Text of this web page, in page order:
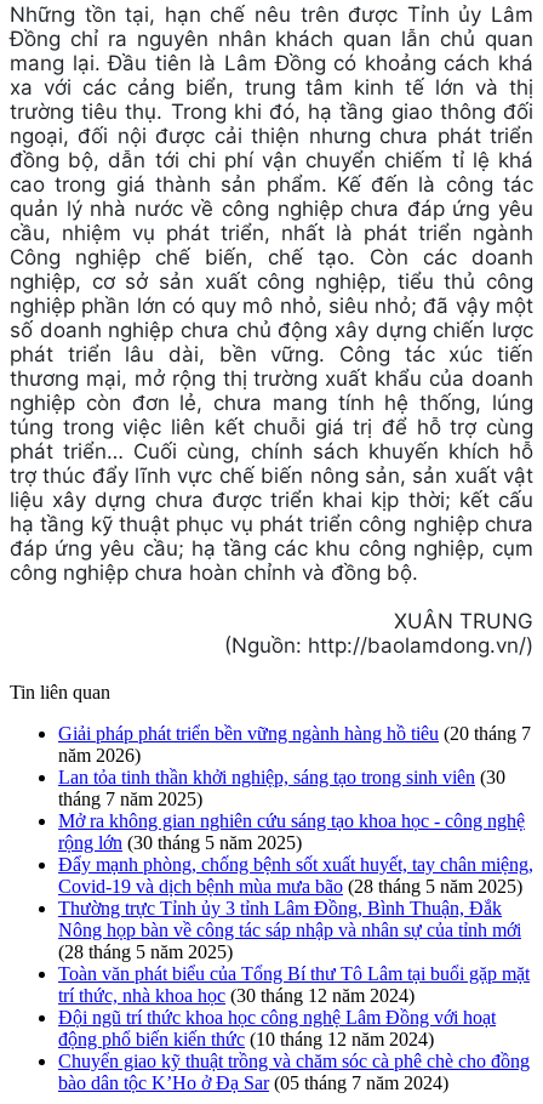
Những tồn tại, hạn chế nêu trên được Tỉnh ủy Lâm
Đồng chỉ ra nguyên nhân khách quan lẫn chủ quan
mang lại. Đầu tiên là Lâm Đồng có khoảng cách khá
xa với các cảng biển, trung tâm kinh tế lớn và thị
trường tiêu thụ. Trong khi đó, hạ tầng giao thông đối
ngoại, đối nội được cải thiện nhưng chưa phát triển
đồng bộ, dẫn tới chi phí vận chuyển chiếm tỉ lệ khá
cao trong giá thành sản phẩm. Kế đến là công tác
quản lý nhà nước về công nghiệp chưa đáp ứng yêu
cầu, nhiệm vụ phát triển, nhất là phát triển ngành
Công nghiệp chế biến, chế tạo. Còn các doanh
nghiệp, cơ sở sản xuất công nghiệp, tiểu thủ công
nghiệp phần lớn có quy mô nhỏ, siêu nhỏ; đã vậy một
số doanh nghiệp chưa chủ động xây dựng chiến lược
phát triển lâu dài, bền vững. Công tác xúc tiến
thương mại, mở rộng thị trường xuất khẩu của doanh
nghiệp còn đơn lẻ, chưa mang tính hệ thống, lúng
túng trong việc liên kết chuỗi giá trị để hỗ trợ cùng
phát triển… Cuối cùng, chính sách khuyến khích hỗ
trợ thúc đẩy lĩnh vực chế biến nông sản, sản xuất vật
liệu xây dựng chưa được triển khai kịp thời; kết cấu
hạ tầng kỹ thuật phục vụ phát triển công nghiệp chưa
đáp ứng yêu cầu; hạ tầng các khu công nghiệp, cụm
công nghiệp chưa hoàn chỉnh và đồng bộ.
XUÂN TRUNG
(Nguồn: http://baolamdong.vn/)
Tin liên quan
Giải pháp phát triển bền vững ngành hàng hồ tiêu (20 tháng 7
năm 2026)
Lan tỏa tinh thần khởi nghiệp, sáng tạo trong sinh viên (30
tháng 7 năm 2025)
Mở ra không gian nghiên cứu sáng tạo khoa học - công nghệ
rộng lớn (30 tháng 5 năm 2025)
Đẩy mạnh phòng, chống bệnh sốt xuất huyết, tay chân miệng,
Covid-19 và dịch bệnh mùa mưa bão (28 tháng 5 năm 2025)
Thường trực Tỉnh ủy 3 tỉnh Lâm Đồng, Bình Thuận, Đắk
Nông họp bàn về công tác sáp nhập và nhân sự của tỉnh mới
(28 tháng 5 năm 2025)
Toàn văn phát biểu của Tổng Bí thư Tô Lâm tại buổi gặp mặt
trí thức, nhà khoa học (30 tháng 12 năm 2024)
Đội ngũ trí thức khoa học công nghệ Lâm Đồng với hoạt
động phổ biến kiến thức (10 tháng 12 năm 2024)
Chuyển giao kỹ thuật trồng và chăm sóc cà phê chè cho đồng
bào dân tộc K’Ho ở Đạ Sar (05 tháng 7 năm 2024)